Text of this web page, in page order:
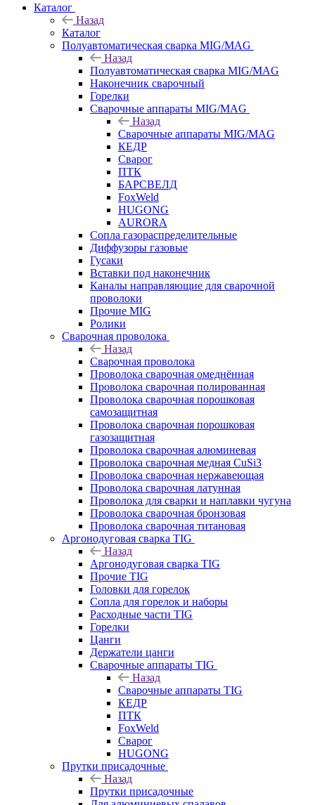
Каталог
Назад
Каталог
Полуавтоматическая сварка MIG/MAG
Назад
Полуавтоматическая сварка MIG/MAG
Наконечник сварочный
Горелки
Сварочные аппараты MIG/MAG
Назад
Сварочные аппараты MIG/MAG
КЕДР
Сварог
ПТК
БАРСВЕЛД
FoxWeld
HUGONG
AURORA
Сопла газораспределительные
Диффузоры газовые
Гусаки
Вставки под наконечник
Каналы направляющие для сварочной
проволоки
Прочие MIG
Ролики
Cварочная проволока
Назад
Cварочная проволока
Проволока сварочная омеднённая
Проволока сварочная полированная
Проволока сварочная порошковая
самозащитная
Проволока сварочная порошковая
газозащитная
Проволока сварочная алюминевая
Проволока сварочная медная CuSi3
Проволока сварочная нержавеющая
Проволока сварочная латунная
Проволока для сварки и наплавки чугуна
Проволока сварочная бронзовая
Проволока сварочная титановая
Аргонодуговая сварка TIG
Назад
Аргонодуговая сварка TIG
Прочие TIG
Головки для горелок
Сопла для горелок и наборы
Расходные части TIG
Горелки
Цанги
Держатели цанги
Сварочные аппараты TIG
Назад
Сварочные аппараты TIG
КЕДР
ПТК
FoxWeld
Сварог
HUGONG
Прутки присадочные
Назад
Прутки присадочные